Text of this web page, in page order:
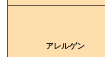
アレルゲン